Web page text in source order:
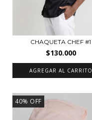
CHAQUETA CHEF #1
$130.000
AGREGAR AL CARRITO
40% OFF